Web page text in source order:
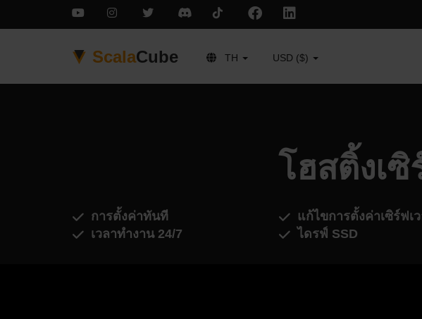
ScalaCube TH USD ($)
โฮสติ้งเซิ
การตั้งค่าทันที
เวลาทำงาน 24/7
แก้ไขการตั้งค่าเซิร์ฟเ
ไดรฟ์ SSD